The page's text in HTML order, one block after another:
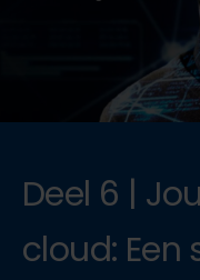
Deel 6 |
cloud: